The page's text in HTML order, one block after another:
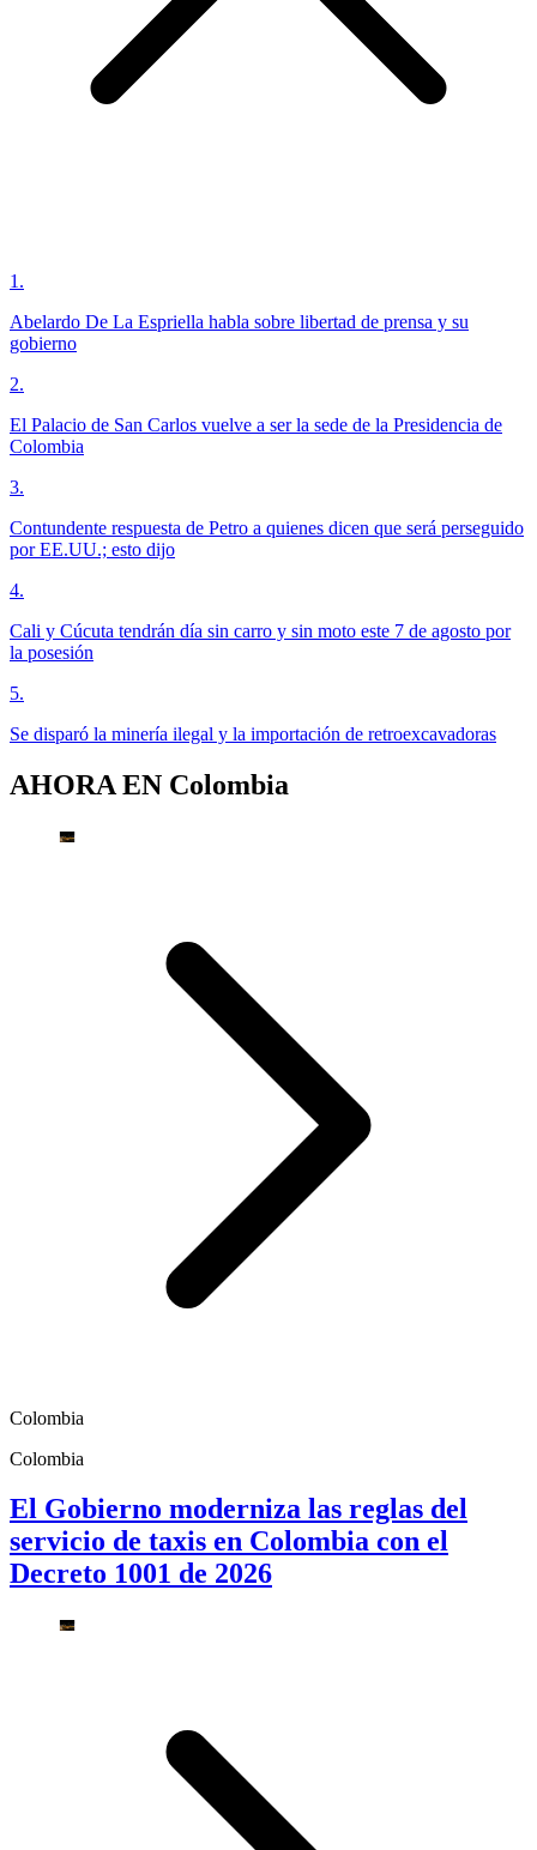
1 .
Abelardo De La Espriella habla sobre libertad de prensa y su
gobierno
2.
El Palacio de San Carlos vuelve a ser la sede de la Presidencia de
Colombia
3.
Contundente respuesta de Petro a quienes dicen que será perseguido
por EE.UU.; esto dijo
4.
Cali y Cúcuta tendrán día sin carro y sin moto este 7 de agosto por
la posesión
5.
Se disparó la minería ilegal y la importación de retroexcavadoras
AHORA EN Colombia
Colombia
Colombia
El Gobierno moderniza las reglas del
servicio de taxis en Colombia con el
Decreto 1001 de 2026